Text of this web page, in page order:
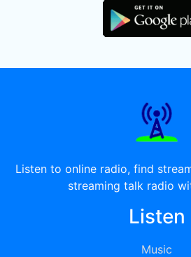
Listen to online radio, find
streaming talk radio
Listen
Music